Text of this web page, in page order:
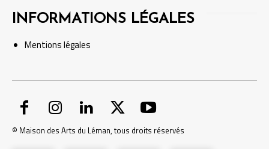
INFORMATIONS LÉGALES
Mentionslégales
© Maison des Arts du Léman, tous droits réservés